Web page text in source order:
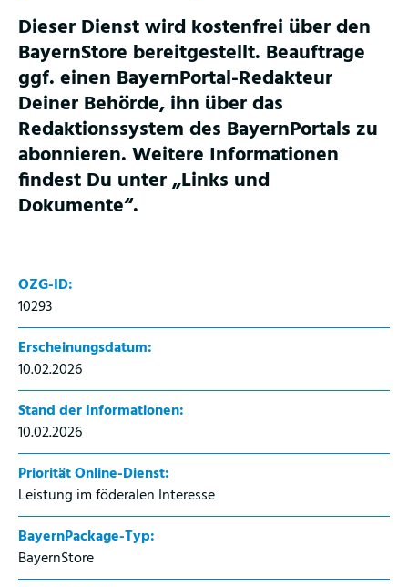
Dieser Dienst wird kostenfrei über den
BayernStore bereitgestellt. Beauftrage
ggf. einen BayernPortal-Redakteur
Deiner Behörde, ihn über das
Redaktionssystem des BayernPortals zu
abonnieren. Weitere Informationen
findest Du unter „Links und
Dokumente“.
OZG-ID:
10293
Erscheinungsdatum:
10.02.2026
Stand der Informationen:
10.02.2026
Priorität Online-Dienst:
Leistung im föderalen Interesse
BayernPackage-Typ:
BayernStore